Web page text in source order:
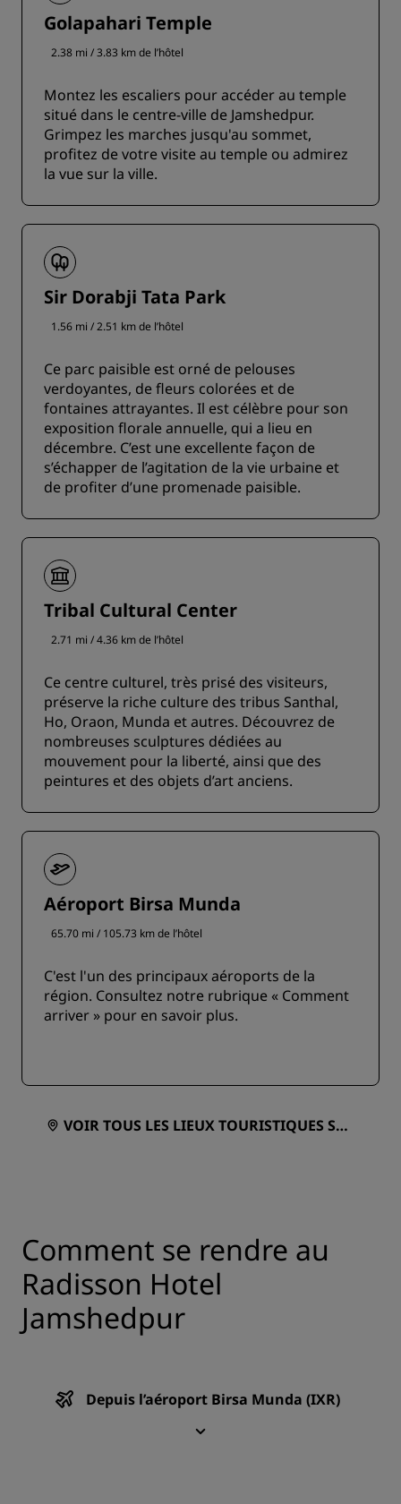
Golapahari Temple
2.38 mi / 3.83 km de l’hôtel
Montez les escaliers pour accéder au temple
situé dans le centre-ville de Jamshedpur.
Grimpez les marches jusqu'au sommet,
profitez de votre visite au temple ou admirez
la vue sur la ville.
Sir Dorabji Tata Park
1.56 mi / 2.51 km de l’hôtel
Ce parc paisible est orné de pelouses
verdoyantes, de fleurs colorées et de
fontaines attrayantes. Il est célèbre pour son
exposition florale annuelle, qui a lieu en
décembre. C’est une excellente façon de
s’échapper de l’agitation de la vie urbaine et
de profiter d’une promenade paisible.
Tribal Cultural Center
2.71 mi / 4.36 km de l’hôtel
Ce centre culturel, très prisé des visiteurs,
préserve la riche culture des tribus Santhal,
Ho, Oraon, Munda et autres. Découvrez de
nombreuses sculptures dédiées au
mouvement pour la liberté, ainsi que des
peintures et des objets d’art anciens.
Aéroport Birsa Munda
65.70 mi / 105.73 km de l’hôtel
C'est l'un des principaux aéroports de la
région. Consultez notre rubrique « Comment
arriver » pour en savoir plus.
VOIR TOUS LES LIEUX TOURISTIQUES SUR
Comment se rendre au
Radisson Hotel
Jamshedpur
Depuis l’aéroport Birsa Munda (IXR)